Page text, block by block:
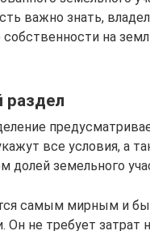
важно знать,
собственности на
раздел
все условия, а
долей земельного
самым мирным и
Он не требует